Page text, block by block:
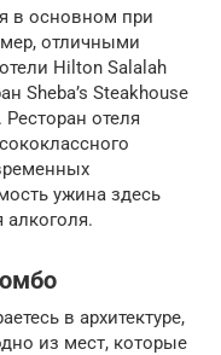
в основном при
отличными
Hilton Salalah
Sheba’s Steakhouse
отеля
ужина здесь
алкоголя.
в архитектуре,
из мест, которые